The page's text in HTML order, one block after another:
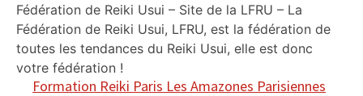
Fédération de Reiki Usui – Site de la LFRU – La
Fédération de Reiki Usui, LFRU, est la fédération de
toutes les tendances du Reiki Usui, elle est donc
votre fédération !
Formation Reiki Paris Les Amazones Parisiennes